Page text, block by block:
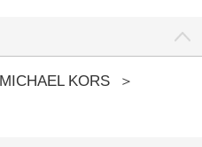
MICHAEL KORS
＞